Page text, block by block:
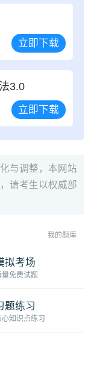
立即下载
3.0
立即下载
与调整，本网站
请考生以权威部
我的题库
拟考场
量免费试题
题练习
心知识点练习